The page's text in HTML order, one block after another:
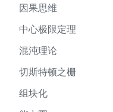
因果思维
中心极限定理
混沌理论
切斯特顿之栅
组块化